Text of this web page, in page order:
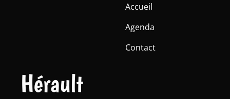
Hérault
Accueil
Agenda
Contact